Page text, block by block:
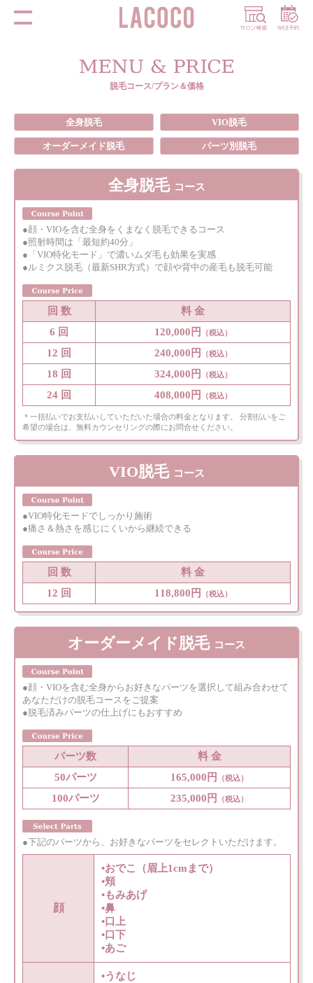
脱毛コース/プラン＆価格
全身脱毛 VIO脱毛
オーダーメイド脱毛 パーツ別脱毛
全身脱毛 コース
●顔・VIOを含む全身をくまなく脱毛できるコース
●照射時間は「最短約40分」
●「VIO特化モード」で濃いムダ毛も効果を実感
●ルミクス脱毛（最新SHR方式）で顔や背中の産毛も脱毛可能
回 数
料 金
6 回
120,000円 （税込）
12 回 240,000円 （税込）
18 回 324,000円 （税込）
24 回 408,000円 （税込）
＊一括払いでお支払いしていただいた場合の料金となります。 分割払いをご
希望の場合は、無料カウンセリングの際にお問合せください。
VIO脱毛 コース
●VIO特化モードでしっかり施術
●痛さ＆熱さを感じにくいから継続できる
回 数
料 金
12 回
118,800円 （税込）
オーダーメイド脱毛 コース
●顔・VIOを含む全身からお好きなパーツを選択して組み合わせて
あなただけの脱毛コースをご提案
●脱毛済みパーツの仕上げにもおすすめ
パーツ数
料 金
50パーツ
165,000円 （税込）
100パーツ 235,000円 （税込）
●下記のパーツから、お好きなパーツをセレクトいただけます。
顔
•おでこ（眉上1cmまで）
•頬
•もみあげ
•鼻
•口上
•口下
•あご
•うなじ